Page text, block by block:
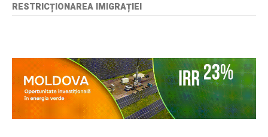
RESTRICȚIONAREA IMIGRAȚIEI